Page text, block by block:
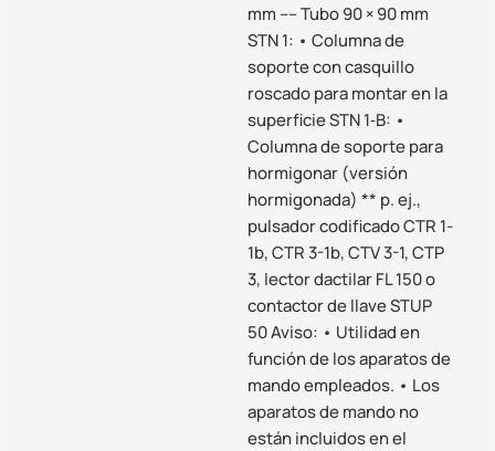
mm –– Tubo 90 × 90 mm
STN 1: • Columna de
soporte con casquillo
roscado para montar en la
superficie STN 1‑B: •
Columna de soporte para
hormigonar (versión
hormigonada) ** p. ej.,
pulsador codificado CTR 1-
1b, CTR 3-1b, CTV 3-1, CTP
3, lector dactilar FL 150 o
contactor de llave STUP
50 Aviso: • Utilidad en
función de los aparatos de
mando empleados. • Los
aparatos de mando no
están incluidos en el